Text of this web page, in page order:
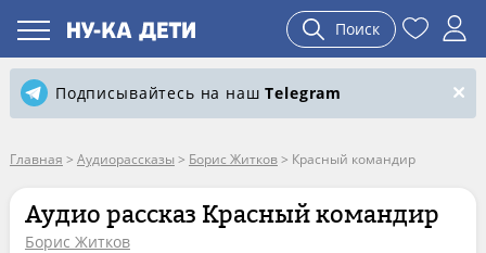
Поиск
Подписывайтесь на нашTelegram
Главная > Аудиорассказы > Борис Житков> Красный командир
Аудио рассказ Красный командир
Борис Житков